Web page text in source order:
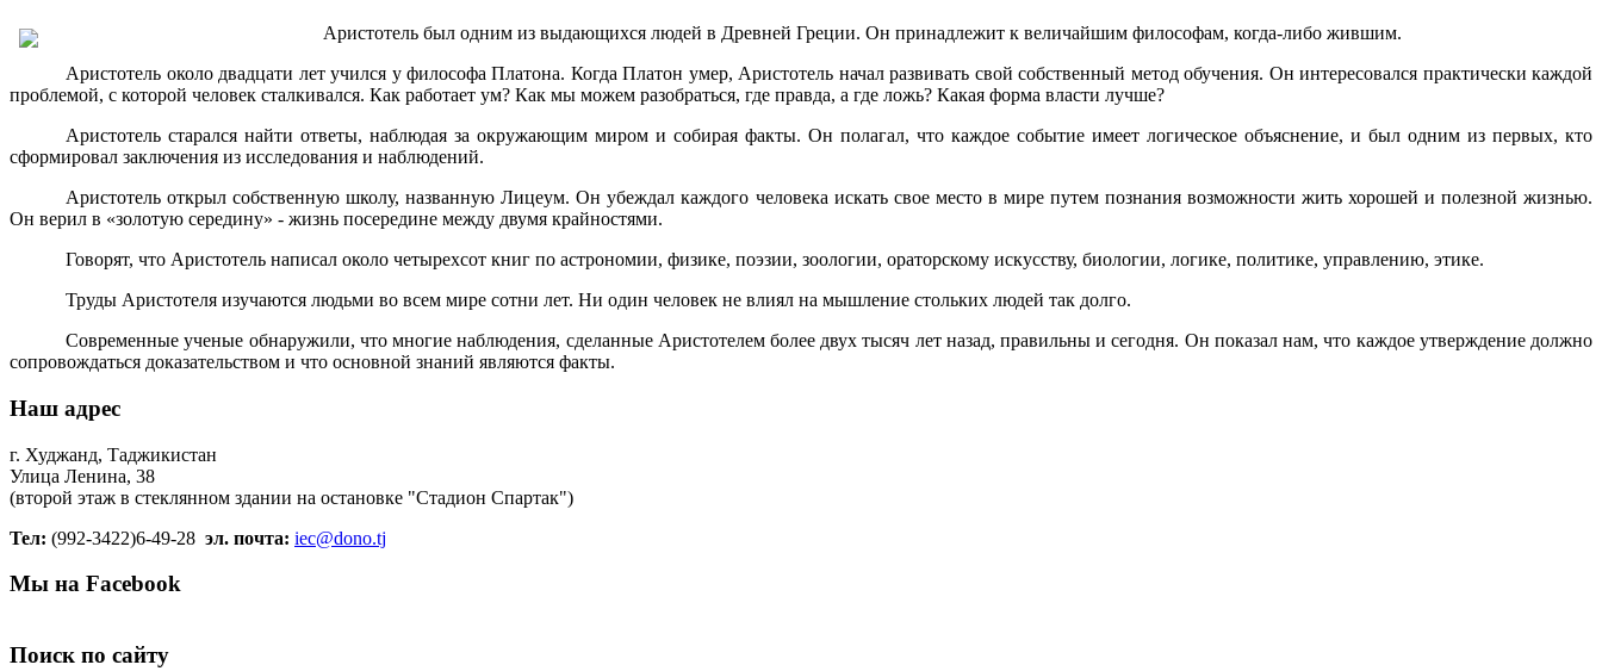
Аристотель был одним из выдающихся людей в Древней Греции. Он принадлежит к величайшим философам, когда-либо жившим.
Аристотель около двадцати лет учился у философа Платона. Когда Платон умер, Аристотель начал развивать свой собственный метод обучения. Он интересовался практически каждой
проблемой, с которой человек сталкивался. Как работает ум? Как мы можем разобраться, где правда, а где ложь? Какая форма власти лучше?
Аристотель старался найти ответы, наблюдая за окружающим миром и собирая факты. Он полагал, что каждое событие имеет логическое объяснение, и был одним из первых, кто
сформировал заключения из исследования и наблюдений.
Аристотель открыл собственную школу, названную Лицеум. Он убеждал каждого человека искать свое место в мире путем познания возможности жить хорошей и полезной жизнью.
Он верил в «золотую середину» - жизнь посередине между двумя крайностями.
Говорят, что Аристотель написал около четырехсот книг по астрономии, физике, поэзии, зоологии, ораторскому искусству, биологии, логике, политике, управлению, этике.
Труды Аристотеля изучаются людьми во всем мире сотни лет. Ни один человек не влиял на мышление стольких людей так долго.
Современные ученые обнаружили, что многие наблюдения, сделанные Аристотелем более двух тысяч лет назад, правильны и сегодня. Он показал нам, что каждое утверждение должно
сопровождаться доказательством и что основной знаний являются факты.
Наш адрес
г. Худжанд, Таджикистан
Улица Ленина, 38
(второй этаж в стеклянном здании на остановке "Стадион Спартак")
Тел: (992-3422)6-49-28 эл. почта: iec@dono.tj
Мы на Facebook
Поиск по сайту